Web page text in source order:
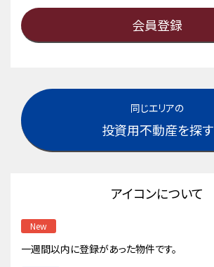
会員登録
同じエリアの
投資用不動産を探す
アイコンについて
New
一週間以内に登録があった物件です。